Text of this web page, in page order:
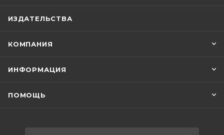
ИЗДАТЕЛЬСТВА
КОМПАНИЯ
ИНФОРМАЦИЯ
ПОМОЩЬ